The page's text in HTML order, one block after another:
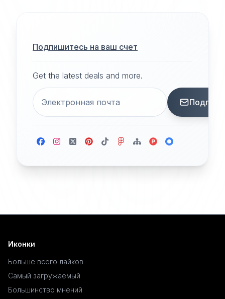
Подпишитесь на ваш счет
Get the latest deals and more.
Иконки
Больше всего лайков
Самый загружаемый
Большинство мнений